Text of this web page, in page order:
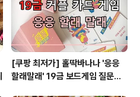
[쿠팡 최저가] 홀딱바나나 '응응
할래말래' 19금 보드게임 질문카